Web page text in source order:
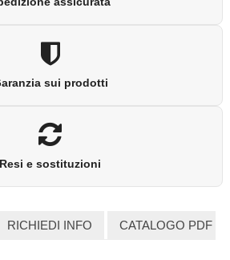
sui prodotti
Resi e sostituzioni
RICHIEDI INFO CATALOGO PDF